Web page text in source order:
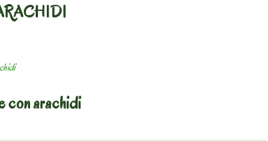
con arachidi